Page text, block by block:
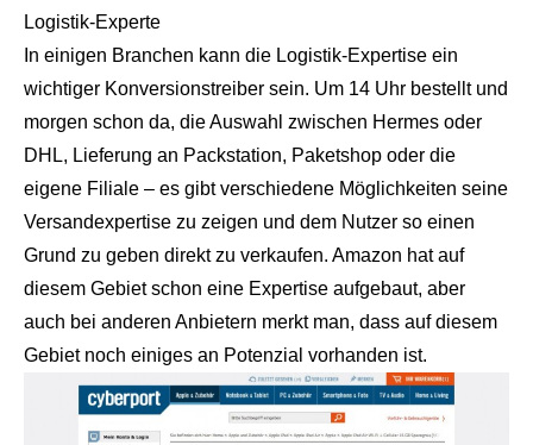
Logistik-Experte
In einigen Branchen kann die Logistik-Expertise ein
wichtiger Konversionstreiber sein. Um 14 Uhr bestellt und
morgen schon da, die Auswahl zwischen Hermes oder
DHL, Lieferung an Packstation, Paketshop oder die
eigene Filiale – es gibt verschiedene Möglichkeiten seine
Versandexpertise zu zeigen und dem Nutzer so einen
Grund zu geben direkt zu verkaufen. Amazon hat auf
diesem Gebiet schon eine Expertise aufgebaut, aber
auch bei anderen Anbietern merkt man, dass auf diesem
Gebiet noch einiges an Potenzial vorhanden ist.